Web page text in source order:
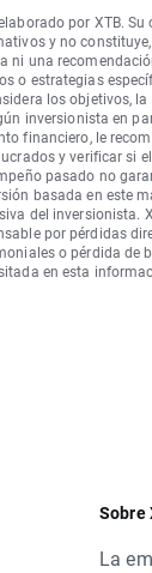
por XTB.
y no
ni una
o estrategias
los objetivos,
inversionista en
financiero, le
y verificar si
pasado no
basada en este
del inversionista.
por pérdidas
o pérdida de
en esta
Sobre
La